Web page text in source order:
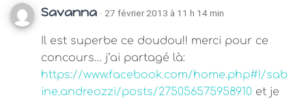
Savanna · 27 février 2013 à 11 h 14 min
Il est superbe ce doudou!! merci pour ce
concours… j’ai partagé là:
https://www.facebook.com/home.php#!/sab
ine.andreozzi/posts/275056575958910 et je